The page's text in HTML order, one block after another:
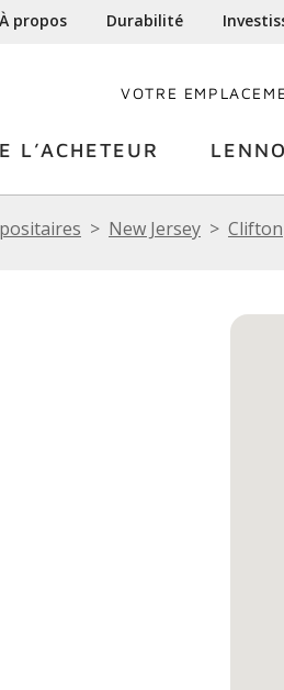
À propos Durabilité
VOTRE
L’ACHETEUR
New Jersey Clifton